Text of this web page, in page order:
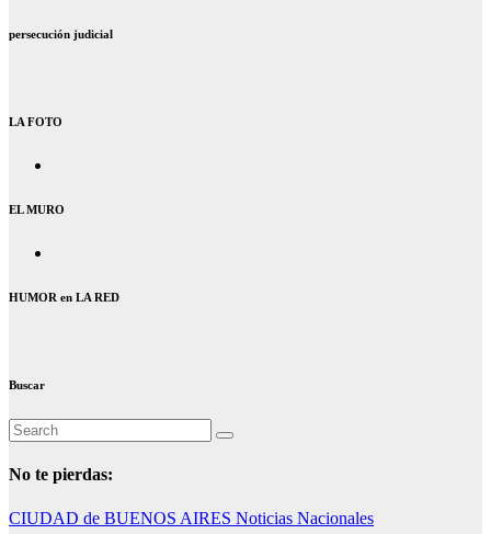
persecución judicial
LA FOTO
EL MURO
HUMOR en LA RED
Buscar
No te pierdas:
CIUDAD de BUENOS AIRES Noticias Nacionales